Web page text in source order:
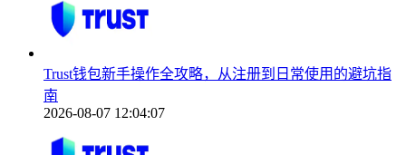
Trust钱包新手操作全攻略，从注册到日常使用的避坑指
南
2026-08-07 12:04:07